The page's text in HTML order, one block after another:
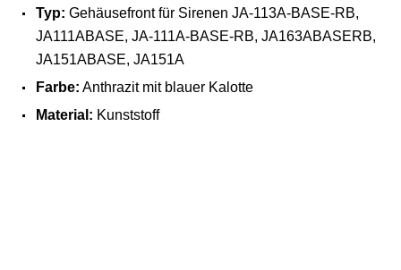
Typ: Gehäusefront für Sirenen JA-113A-BASE-RB,
JA111ABASE, JA-111A-BASE-RB, JA163ABASERB,
JA151ABASE, JA151A
Farbe: Anthrazit mit blauer Kalotte
Material: Kunststoff